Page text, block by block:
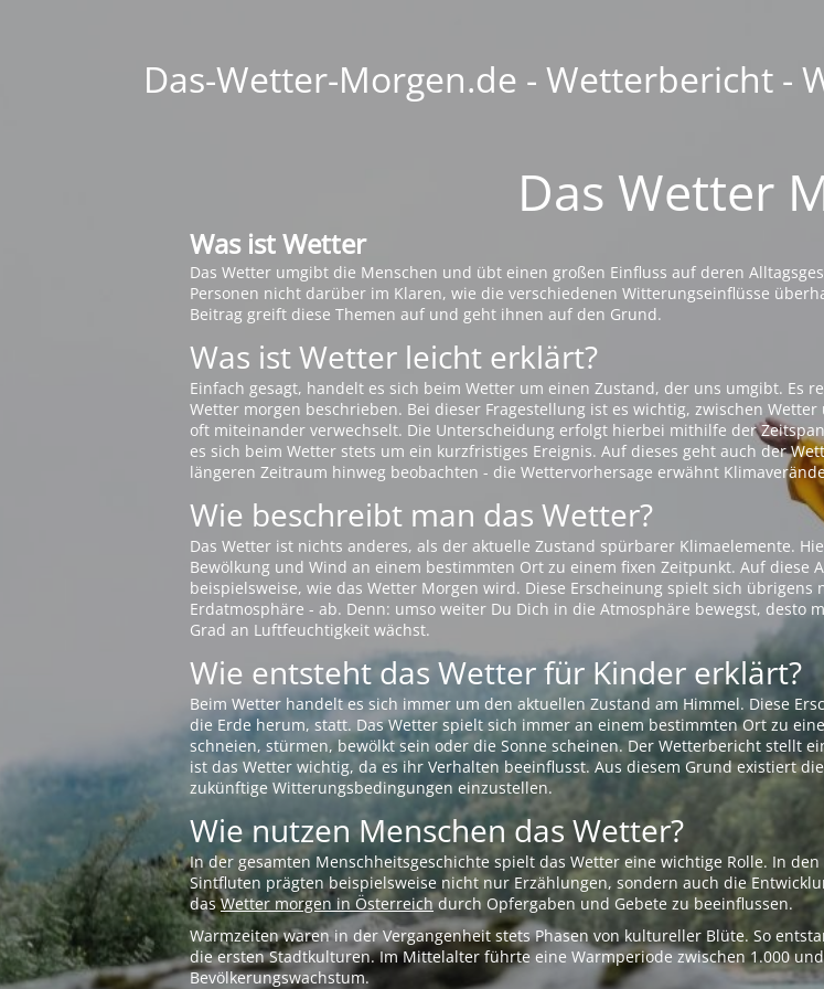
Das-Wetter-Morgen.de - Wetterbericht -
Das Wetter
Was ist Wetter
Das Wetter umgibt die Menschen und übt einen großen Einfluss auf deren
Personen nicht darüber im Klaren, wie die verschiedenen Witterungseinflüsse
Beitrag greift diese Themen auf und geht ihnen auf den Grund.
Was ist Wetter leicht erklärt?
Einfach gesagt, handelt es sich beim Wetter um einen Zustand, der uns umgibt. Es
Wetter morgen beschrieben. Bei dieser Fragestellung ist es wichtig, zwischen
oft miteinander verwechselt. Die Unterscheidung erfolgt hierbei mithilfe der
es sich beim Wetter stets um ein kurzfristiges Ereignis. Auf dieses geht auch der
längeren Zeitraum hinweg beobachten - die Wettervorhersage erwähnt
Wie beschreibt man das Wetter?
Das Wetter ist nichts anderes, als der aktuelle Zustand spürbarer Klimaelemente.
Bewölkung und Wind an einem bestimmten Ort zu einem fixen Zeitpunkt. Auf diese
beispielsweise, wie das Wetter Morgen wird. Diese Erscheinung spielt sich
Erdatmosphäre - ab. Denn: umso weiter Du Dich in die Atmosphäre bewegst,
Grad an Luftfeuchtigkeit wächst.
Wie entsteht das Wetter für Kinder erklärt?
Beim Wetter handelt es sich immer um den aktuellen Zustand am Himmel. Diese
die Erde herum, statt. Das Wetter spielt sich immer an einem bestimmten Ort zu
schneien, stürmen, bewölkt sein oder die Sonne scheinen. Der Wetterbericht stellt
ist das Wetter wichtig, da es ihr Verhalten beeinflusst. Aus diesem Grund existiert
zukünftige Witterungsbedingungen einzustellen.
Wie nutzen Menschen das Wetter?
In der gesamten Menschheitsgeschichte spielt das Wetter eine wichtige Rolle. In
Sintfluten prägten beispielsweise nicht nur Erzählungen, sondern auch die
dasWetter morgen in Österreichdurch Opfergaben und Gebete zu beeinflussen.
Warmzeiten waren in der Vergangenheit stets Phasen von kultureller Blüte. So
die ersten Stadtkulturen. Im Mittelalter führte eine Warmperiode zwischen 1.000
Bevölkerungswachstum.